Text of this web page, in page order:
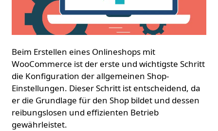
Beim Erstellen eines Onlineshops mit
WooCommerce ist der erste und wichtigste Schritt
die Konfiguration der allgemeinen Shop-
Einstellungen. Dieser Schritt ist entscheidend, da
er die Grundlage für den Shop bildet und dessen
reibungslosen und effizienten Betrieb
gewährleistet.